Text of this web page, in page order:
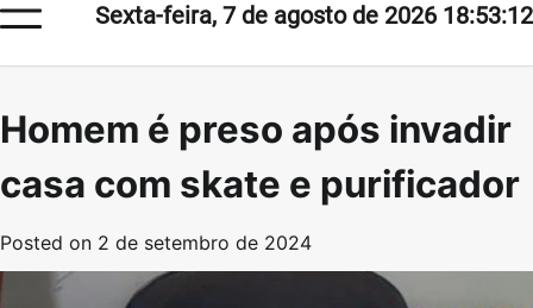
Sexta-feira, 7 de agosto de 2026 18:53:12
Homem é preso após invadir
casa com skate e purificador
Posted on 2 de setembro de 2024